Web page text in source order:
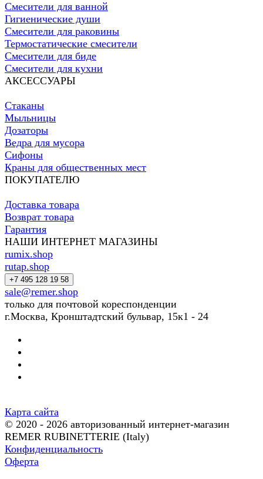
Смесители для ванной
Гигиенические души
Смесители для раковины
Термостатические смесители
Смесители для биде
Смесители для кухни
АКСЕССУАРЫ
Стаканы
Мыльницы
Дозаторы
Ведра для мусора
Сифоны
Краны для общественных мест
ПОКУПАТЕЛЮ
Доставка товара
Возврат товара
Гарантия
НАШИ ИНТЕРНЕТ МАГАЗИНЫ
rumix.shop
rutap.shop
+7 495 128 19 58
sale@remer.shop
только для почтовой кореспонденции
г.Москва, Кронштадтский бульвар, 15к1 - 24
Карта сайта
© 2020 - 2026 авторизованный интернет-магазин
REMER RUBINETTERIE (Italy)
Конфиденциальность
Оферта